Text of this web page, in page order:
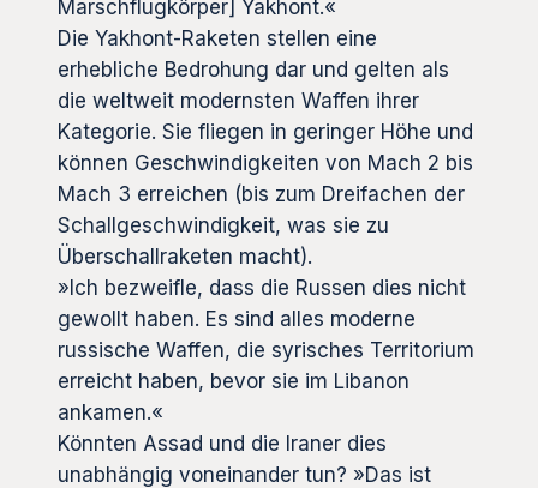
Marschflugkörper] Yakhont.«
Die Yakhont-Raketen stellen eine
erhebliche Bedrohung dar und gelten als
die weltweit modernsten Waffen ihrer
Kategorie. Sie fliegen in geringer Höhe und
können Geschwindigkeiten von Mach 2 bis
Mach 3 erreichen (bis zum Dreifachen der
Schallgeschwindigkeit, was sie zu
Überschallraketen macht).
»Ich bezweifle, dass die Russen dies nicht
gewollt haben. Es sind alles moderne
russische Waffen, die syrisches Territorium
erreicht haben, bevor sie im Libanon
ankamen.«
Könnten Assad und die Iraner dies
unabhängig voneinander tun? »Das ist